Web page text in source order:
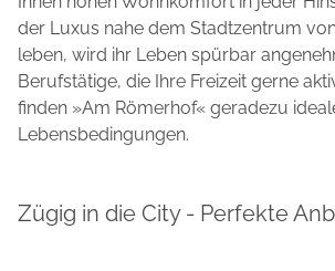
der Luxus nahe dem Stadtzentrum
leben, wird ihr Leben spürbar
Berufstätige, die Ihre Freizeit gerne
finden »Am Römerhof« geradezu
Lebensbedingungen.
Zügig in die City - Perfekte